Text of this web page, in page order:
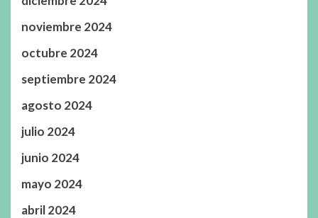
noviembre 2024
octubre 2024
septiembre 2024
agosto 2024
julio 2024
junio 2024
mayo 2024
abril 2024